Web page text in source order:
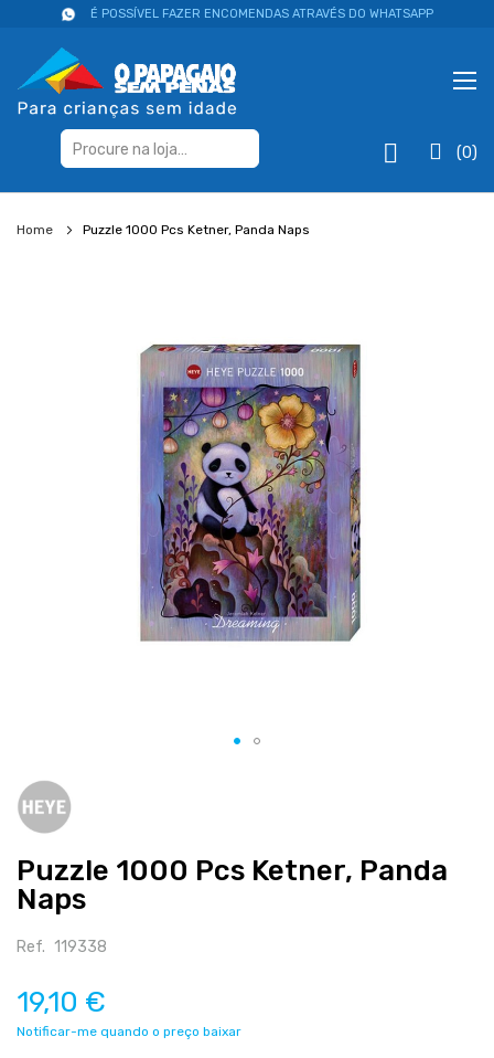
É POSSÍVEL FAZER ENCOMENDAS ATRAVÉS DO WHATSAPP
(0)
Home Puzzle 1000 Pcs Ketner, Panda Naps
Puzzle 1000 Pcs Ketner, Panda
Naps
Ref. 119338
19,10 €
Notificar-me quando o preço baixar
para
o
da
galeria
de
imagens